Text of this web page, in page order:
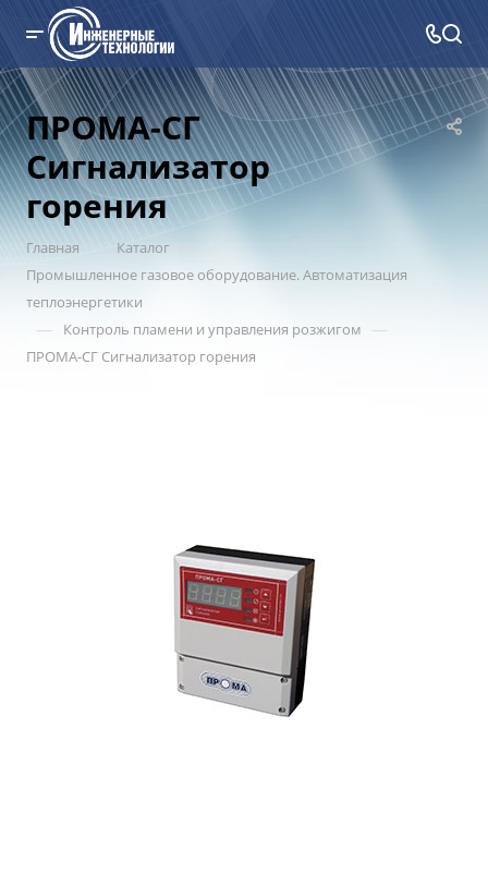
ПРОМА-СГ
Сигнализатор
горения
Главная — Каталог —
Промышленное газовое оборудование. Автоматизация
теплоэнергетики
— Контроль пламени и управления розжигом —
ПРОМА-СГ Сигнализатор горения